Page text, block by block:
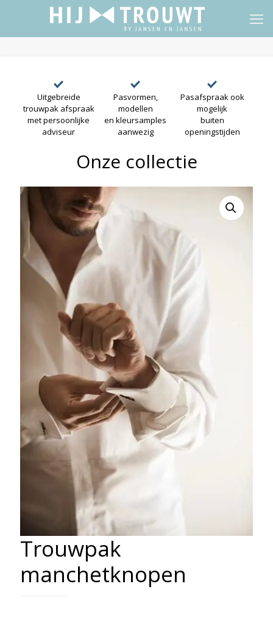
Uitgebreide
trouwpak afspraak
met persoonlijke
adviseur
Pasvormen,
modellen
en kleursamples
aanwezig
Pasafspraak ook
mogelijk
buiten
openingstijden
Onze collectie
Trouwpak
manchetknopen